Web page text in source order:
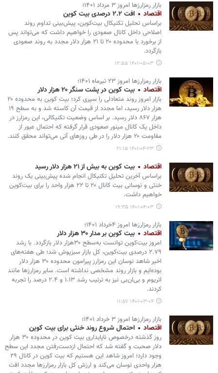
بازار رمزارزها امروز ۳ مرداد ۱۴۰۱؛
اقتصاد افت ۲.۲ درصدی بیت کوین
براساس تحلیل تکنیکال بیت‌کوین، پیش‌بینی تداوم روند
اصلاحی داخل کانال صعودی را خواهیم داشت که می‌تواند پس
از برخورد با محدوده ۲۰ تا ۲۱ هزار دلار مجدد به روند صعودی
بازگردد.
۱۴۰۱-۰۵-۰۳ ۱۲:۵۵
بازار رمزارزها امروز ۲۳ تیرماه ۱۴۰۱؛
اقتصاد بیت کوین در پشت سنگر ۲۰ هزار دلار
بازار امروز روند متعادلی را سپری کرد؛ بیت کوین به محدوده ۲۰
هزار دلار رسید، اما مجدد از قیمت آن کاسته شد و به سطح ۱۹
هزار ۸۶۷ دلار رسید. بر اساس وضعیت تکنیکالی، این رمزارز در
داخل یک کانال مینور صعودی قرار گرفته که احتمال عبور از
مقاومت ۲۰ هزار دلار را در طی روزهای آتی می‌تواند محقق کنند.
۱۴۰۱-۰۴-۲۳ ۲۱:۱۵
اقتصاد بیت کوین به بیش از ۲۱ هزار دلار رسید
براساس آخرین تحلیل تکنیکال انجام شده پیش‌بینی یک روند
خنثی و نوسانی بیت کانال ۲۰ تا ۲۲ هزار واحد را برای بیت‌کوین
خواهیم داشت.
۱۴۰۱-۰۴-۰۳ ۱۹:۳۵
بازار رمزارزها امروز ۴خرداد ۱۴۰۱؛
اقتصاد بیت کوین بر مدار ۳۰ هزار دلار
امروز بیت‌کوین توانست به‌سطح ۳۰هزار دلار بازگردد. با رشد
۲.۷۹ درصدی بیت‌کوین، کل بازار سبزپوش شد؛ طی هفته‌های
اخیر شاهد نوسان این رمزارز پیرامون محدوده ۳۰ هزار دلار
بوده‌ایم و بازار روند مشخصی نداشته است. سایر رمزارزها مانند
اتریوم و بی‌ان‌بی نیز به ترتیب رشد ۱.۱۳ و ۲.۴ درصد را تجربه
کردند.
۱۴۰۱-۰۳-۰۴ ۱۱:۵۷
بازار رمزارزها امروز ۳ خرداد ۱۴۰۱؛
اقتصاد احتمال شروع روند خنثی برای بیت‌ کوین
روز گذشته درخصوص ناپایداری بیت کوین در محدوده ۳۰ هزار
دلار صحبت و گفته شد که احتمال ازدست‌رفتن مجدد این سطح
وجود دارد؛ امروز شاهد این هستیم که بیت کوین در کانال ۲۹
هزار واحدی نوسان می‌کند و ارزش کل بازار رمزارزها مجدد افت